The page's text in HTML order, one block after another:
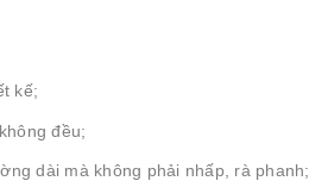
kế;
đều;
dài mà không phải nhấp, rà phanh;